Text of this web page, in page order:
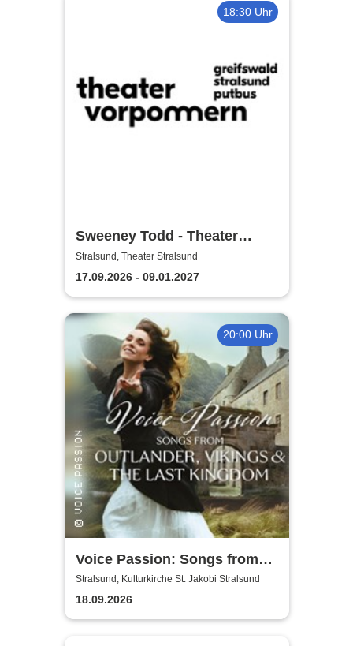
18:30 Uhr
Sweeney Todd - Theater
Vorpommern
Stralsund, Theater Stralsund
17.09.2026 - 09.01.2027
20:00 Uhr
Voice Passion: Songs from
Outlander, Vikings & The Last
Kingdom
Stralsund, Kulturkirche St. Jakobi Stralsund
18.09.2026